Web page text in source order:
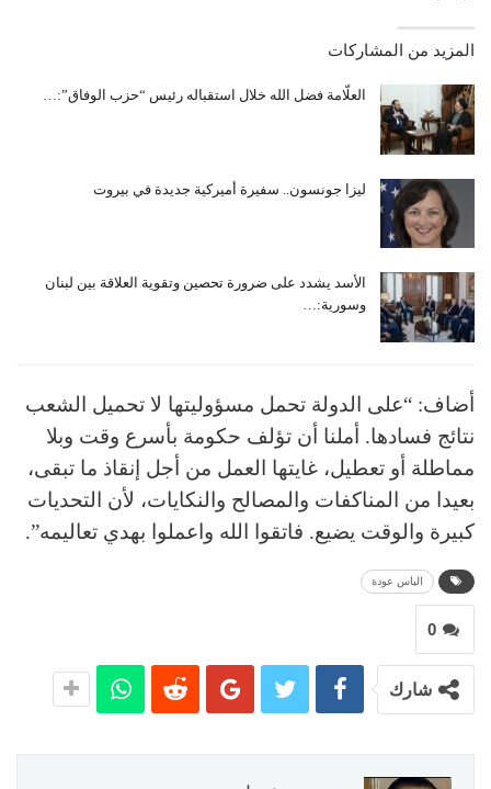
المزيد من المشاركات
العلّامة فضل الله خلال استقباله رئيس “حزب الوفاق”:…
ليزا جونسون.. سفيرة أميركية جديدة في بيروت
الأسد يشدد على ضرورة تحصين وتقوية العلاقة بين لبنان
وسورية:…
أضاف: “على الدولة تحمل مسؤوليتها لا تحميل الشعب
نتائج فسادها. أملنا أن تؤلف حكومة بأسرع وقت وبلا
مماطلة أو تعطيل، غايتها العمل من أجل إنقاذ ما تبقى،
بعيدا من المناكفات والمصالح والنكايات، لأن التحديات
كبيرة والوقت يضيع. فاتقوا الله واعملوا بهدي تعاليمه”.
الياس عودة
0
شارك